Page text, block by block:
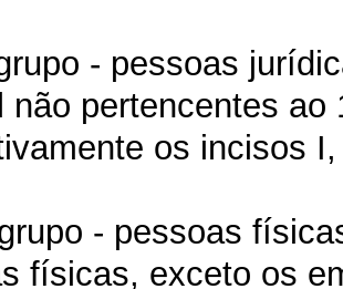
- pessoas
não pertencentes ao
os incisos
- pessoas
físicas, exceto os